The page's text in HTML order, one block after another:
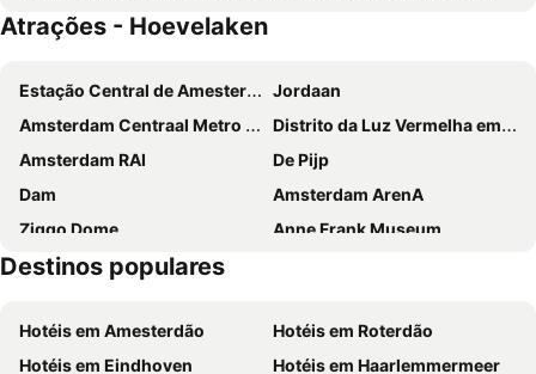
Amrâth Hotel Lapershoek Arenapark
Boshotel Overberg
Bilderberg Hotel 't Speulderbos
Hotel Randenbroek
Long John's Pub & Hotel
Golden Tulip Ampt van Nijkerk
Het Witte Huis Soest
Conferentiehotel Kontakt der Kontinenten
Fletcher Hotel-Restaurant Oud London
Fletcher Hotel-Restaurant Amersfoort
Fletcher Hotel-Restaurant Het Witte Huis
Parkhotel Hugo de Vries
Hotel De Tabaksplant
Hotel De Roode Schuur
B&B Vita Nova
NH Amersfoort
Atrações - Hoevelaken
Estação Central de Amesterdão
Jordaan
Amsterdam Centraal Metro Station
Distrito da Luz Vermelha em Amesterdão
Amsterdam RAI
De Pijp
Dam
Amsterdam ArenA
Ziggo Dome
Anne Frank Museum
Utrecht Centraal Station
Jaarbeurs Utrecht
Oud-Zuid
Haven Amsterdam
Stadium Galgenwaard
Destinos populares
Hotéis em Amesterdão
Hotéis em Roterdão
Hotéis em Eindhoven
Hotéis em Haarlemmermeer